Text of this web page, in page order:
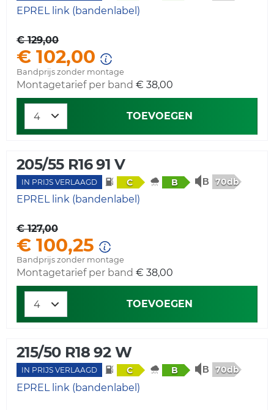
EPREL link (bandenlabel)
€ 129,00
€ 102,00
Bandprijs zonder montage
Montagetarief per band € 38,00
TOEVOEGEN
205/55 R16 91 V
IN PRIJS VERLAAGD C B 70db
EPREL link (bandenlabel)
€ 127,00
€ 100,25
Bandprijs zonder montage
Montagetarief per band € 38,00
TOEVOEGEN
215/50 R18 92 W
IN PRIJS VERLAAGD C B 70db
EPREL link (bandenlabel)